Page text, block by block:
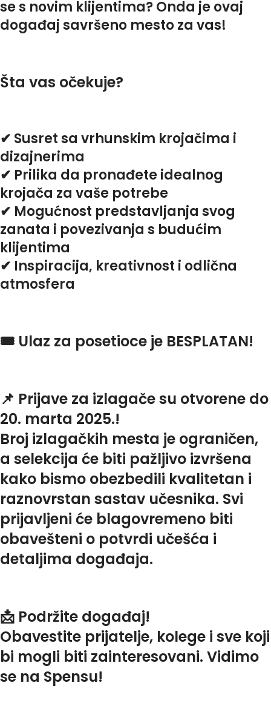
se s novim klijentima? Onda je ovaj
događaj savršeno mesto za vas!
Šta vas očekuje?
✔ Susret sa vrhunskim krojačima i
dizajnerima
✔ Prilika da pronađete idealnog
krojača za vaše potrebe
✔ Mogućnost predstavljanja svog
zanata i povezivanja s budućim
klijentima
✔ Inspiracija, kreativnost i odlična
atmosfera
🎟 Ulaz za posetioce je BESPLATAN!
📌 Prijave za izlagače su otvorene do
20. marta 2025.!
Broj izlagačkih mesta je ograničen,
a selekcija će biti pažljivo izvršena
kako bismo obezbedili kvalitetan i
raznovrstan sastav učesnika. Svi
prijavljeni će blagovremeno biti
obavešteni o potvrdi učešća i
detaljima događaja.
📩 Podržite događaj!
Obavestite prijatelje, kolege i sve koji
bi mogli biti zainteresovani. Vidimo
se na Spensu!